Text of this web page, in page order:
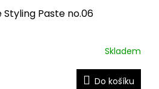
Styling Paste no.06
Skladem
Do košíku